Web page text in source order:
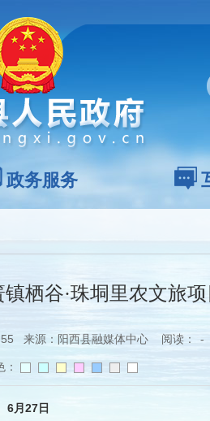
政务服务
栖谷·珠垌里农文旅
来源：阳西县融媒体中心 阅读： -
：
6月27日